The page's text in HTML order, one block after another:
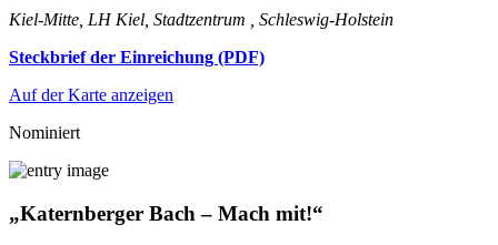
Kiel-Mitte, LH Kiel, Stadtzentrum , Schleswig-Holstein
Steckbrief der Einreichung (PDF)
Auf der Karte anzeigen
Nominiert
„Katernberger Bach – Mach mit!“